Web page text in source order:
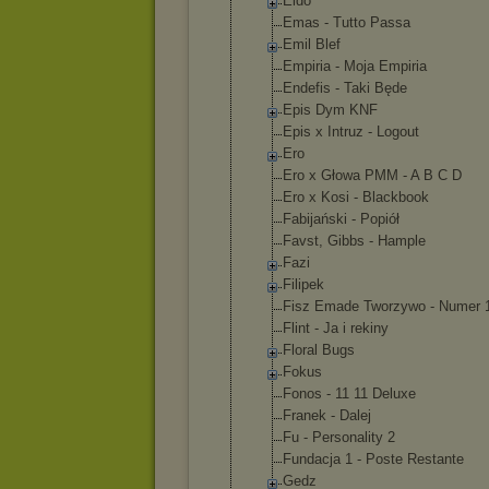
Emas - Tutto Passa
Emil Blef
Empiria - Moja Empiria
Endefis - Taki Będe
Epis Dym KNF
Epis x Intruz - Logout
Ero
Ero x Głowa PMM - A B C D
Ero x Kosi - Blackbook
Fabijański - Popiół
Favst, Gibbs - Hample
Fazi
Filipek
Fisz Emade Tworzywo - Numer
Flint - Ja i rekiny
Floral Bugs
Fokus
Fonos - 11 11 Deluxe
Franek - Dalej
Fu - Personality 2
Fundacja 1 - Poste Restante
Gedz